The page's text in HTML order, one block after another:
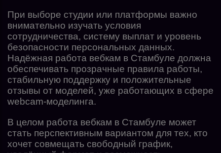
При выборе студии или платформы важно
внимательно изучать условия
сотрудничества, систему выплат и уровень
безопасности персональных данных.
Надёжная работа вебкам в Стамбуле должна
обеспечивать прозрачные правила работы,
стабильную поддержку и положительные
отзывы от моделей, уже работающих в сфере
webcam-моделинга.
В целом работа вебкам в Стамбуле может
стать перспективным вариантом для тех, кто
хочет совмещать свободный график,